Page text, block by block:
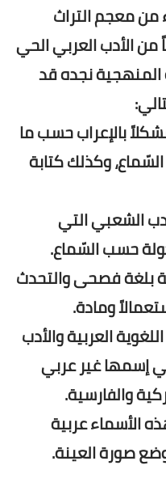
من معجم التراث
الأدب العربي الحي
المنهجية نجده قد
بالإعراب حسب ما
وكذلك كتابة
الشعبي التي
حسب السّماع.
بلغة فصحى والتحدث
ومادة.
العربية والأدب
إسمها غير عربي
والفارسية.
الأسماء عربية
صورة العينة.